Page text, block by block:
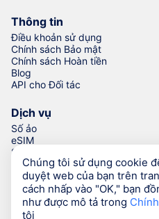
Thông tin
Điều khoản sử dụng
Chính sách Bảo mật
Chính sách Hoàn tiền
Blog
API cho Đối tác
Dịch vụ
Số ảo
eSIM
Số để xác minh
Trình Tạo Số Điện thoại
© Numgo LLP,2026
(Stoney
Chúng tôi sử dụng cookie
duyệt web của bạn trên
cách nhấp vào "OK," bạn
như được mô tả trong
tôi